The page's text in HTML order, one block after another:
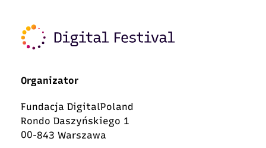
Organizator
Fundacja DigitalPoland
Rondo Daszyńskiego 1
00-843 Warszawa